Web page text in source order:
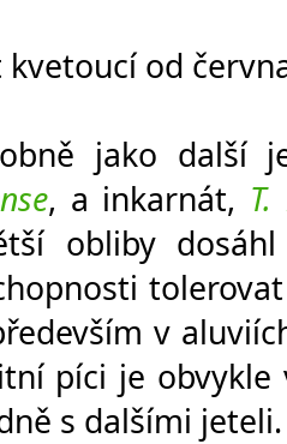
od
jako další
, a inkarnát,
obliby
v
píci je obvykle
s dalšími jeteli.